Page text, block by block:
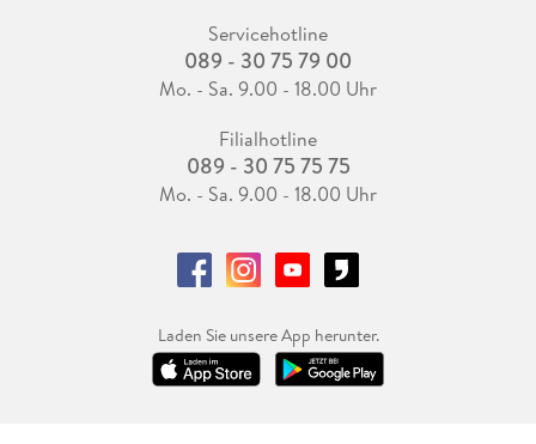
Servicehotline
089 - 30 75 79 00
Mo. - Sa. 9.00 - 18.00 Uhr
Filialhotline
089 - 30 75 75 75
Mo. - Sa. 9.00 - 18.00 Uhr
Laden Sie unsere App herunter.